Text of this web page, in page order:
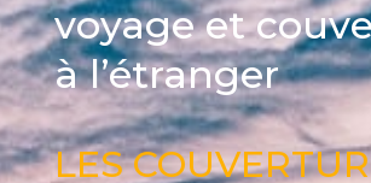
voyage et
à l’étranger
LES